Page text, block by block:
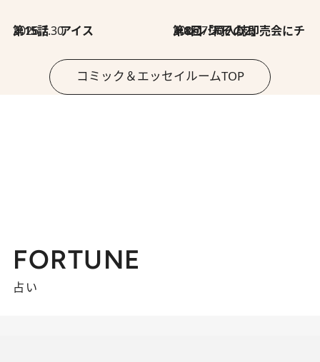
2026.7.30
第15話 アイス 2026.7.30
第8回「同人誌即売会にチャレンジ その2」
コミック＆エッセイルームTOP
FORTUNE
占い